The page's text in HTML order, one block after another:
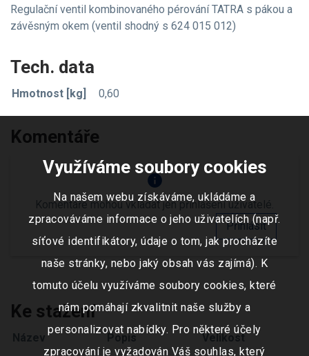
Regulační ventil kombinovaného pérování TATRA s pákou a
závěsným okem (ventil shodný s 624 015 012)
Tech. data
Hmotnost [kg] 0,60
Komentáře
info
Komentáře mohou vkládat jen přihlášení uživatelé.
Přihlásit
Ke stažení
Název Popis Velikost
Využíváme soubory cookies
Na našem webu získáváme, ukládáme a
zpracováváme informace o jeho uživatelích (např.
síťové identifikátory, údaje o tom, jak procházíte
naše stránky, nebo jaký obsah vás zajímá). K
tomuto účelu využíváme soubory cookies, které
nám pomáhají zkvalitnit naše služby a
personalizovat nabídky. Pro některé účely
zpracování je vyžadován Váš souhlas, který